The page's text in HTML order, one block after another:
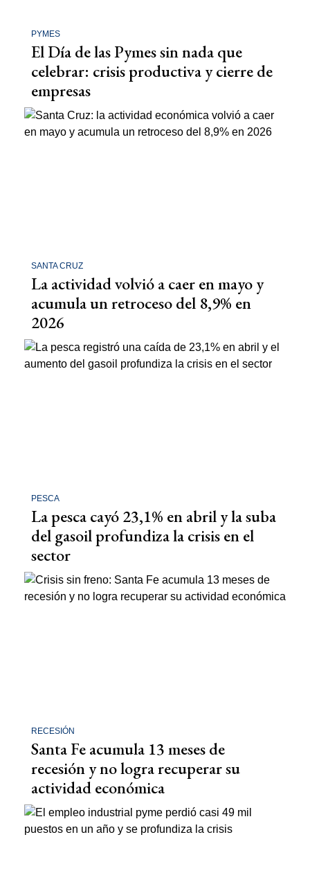
PYMES
El Día de las Pymes sin nada que
celebrar: crisis productiva y cierre de
empresas
SANTA CRUZ
La actividad volvió a caer en mayo y
acumula un retroceso del 8,9% en
2026
PESCA
La pesca cayó 23,1% en abril y la suba
del gasoil profundiza la crisis en el
sector
RECESIÓN
Santa Fe acumula 13 meses de
recesión y no logra recuperar su
actividad económica